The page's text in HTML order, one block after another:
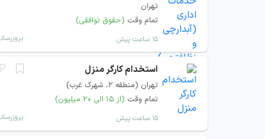
تهران
تمام وقت (حقوق توافقی)
۱۵ ساعت پیش
استخدام کارگر منزل
تهران (منطقه ۲، شهرک غرب)
تمام وقت (از ۱۵ الی ۲۰ میلیون)
۱۵ ساعت پیش